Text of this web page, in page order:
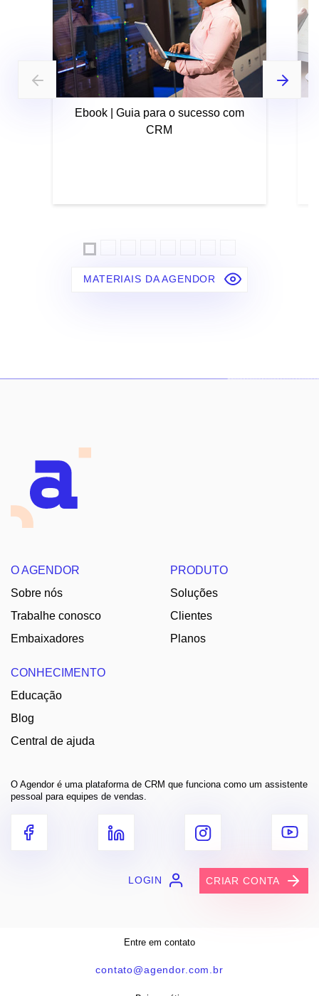
Ebook | Guia para o sucesso com
CRM
MATERIAIS DA AGENDOR
O AGENDOR
Sobre nós
Trabalhe conosco
Embaixadores
PRODUTO
Soluções
Clientes
Planos
CONHECIMENTO
Educação
Blog
Central de ajuda
O Agendor é uma plataforma de CRM que funciona como um assistente
pessoal para equipes de vendas.
LOGIN CRIAR CONTA
Entre em contato
contato@agendor.com.br